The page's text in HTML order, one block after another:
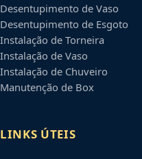
Desentupimento de Vaso
Desentupimento de Esgoto
Instalação de Torneira
Instalação de Vaso
Instalação de Chuveiro
Manutenção de Box
LINKS ÚTEIS